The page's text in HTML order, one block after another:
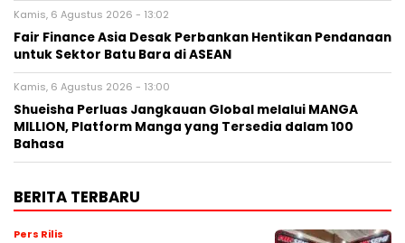
Kamis, 6 Agustus 2026 - 13:02
Fair Finance Asia Desak Perbankan Hentikan Pendanaan
untuk Sektor Batu Bara di ASEAN
Kamis, 6 Agustus 2026 - 13:00
Shueisha Perluas Jangkauan Global melalui MANGA
MILLION, Platform Manga yang Tersedia dalam 100
Bahasa
BERITA TERBARU
Pers Rilis